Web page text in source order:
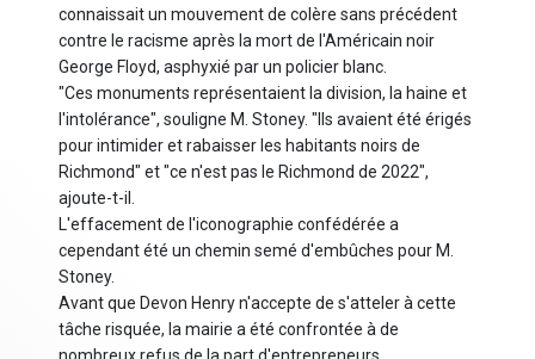
connaissait un mouvement de colère sans précédent
contre le racisme après la mort de l'Américain noir
George Floyd, asphyxié par un policier blanc.
"Ces monuments représentaient la division, la haine et
l'intolérance", souligne M. Stoney. "Ils avaient été érigés
pour intimider et rabaisser les habitants noirs de
Richmond" et "ce n'est pas le Richmond de 2022",
ajoute-t-il.
L'effacement de l'iconographie confédérée a
cependant été un chemin semé d'embûches pour M.
Stoney.
Avant que Devon Henry n'accepte de s'atteler à cette
tâche risquée, la mairie a été confrontée à de